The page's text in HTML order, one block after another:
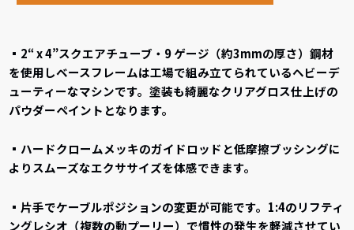
▪2“ x 4”スクエアチューブ・9 ゲージ（約3mmの厚さ）鋼材
を使用しベースフレームは工場で組み立てられているヘビーデ
ューティーなマシンです。塗装も綺麗なクリアグロス仕上げの
パウダーペイントとなります。
▪ハードクロームメッキのガイドロッドと低摩擦ブッシングに
よりスムーズなエクササイズを体感できます。
▪片手でケーブルポジションの変更が可能です。1:4のリフティ
ングレシオ（複数の動プーリー）で慣性の発生を軽減させてい